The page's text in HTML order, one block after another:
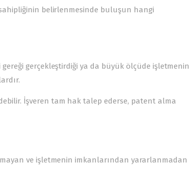
belirlenmesinde buluşun hangi
gerçekleştirdiği ya da büyük ölçüde işletmenin
İşveren tam hak talep ederse, patent alma
ve işletmenin imkanlarından yararlanmadan